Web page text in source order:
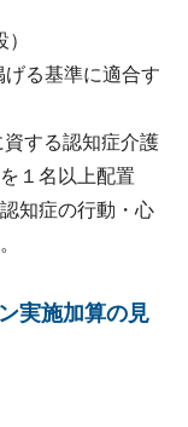
）
げる基準に適合す
資する認知症介護
１名以上配置
知症の行動・心
実施加算の見